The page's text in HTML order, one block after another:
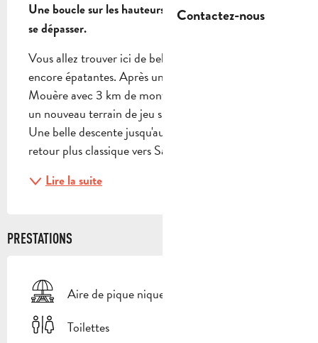
Contactez-nous
Une boucle sur les hauteurs de Saint-Zacharie pour
se dépasser.
Vous allez trouver ici de belles pistes avec des vues
encore épatantes. Après un départ classique vers la
Mouère avec 3 km de montée, vous allez découvrir
un nouveau terrain de jeu surplombant les villages.
Une belle descente jusqu'au Pas de Peyruis et un
retour plus classique vers Saint-Zacharie....
Lire la suite
PRESTATIONS
Aire de pique nique
Toilettes